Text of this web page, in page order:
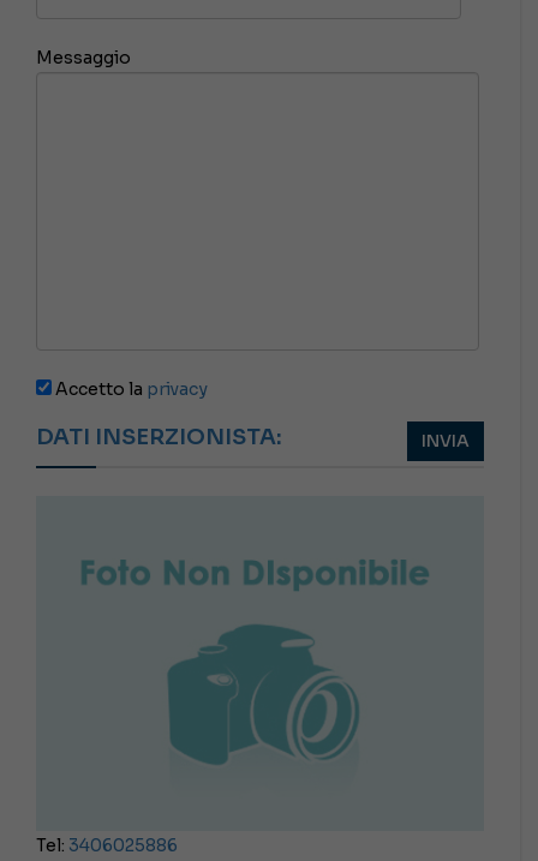
Messaggio
Accetto la privacy
DATI INSERZIONISTA:
Tel: 3406025886